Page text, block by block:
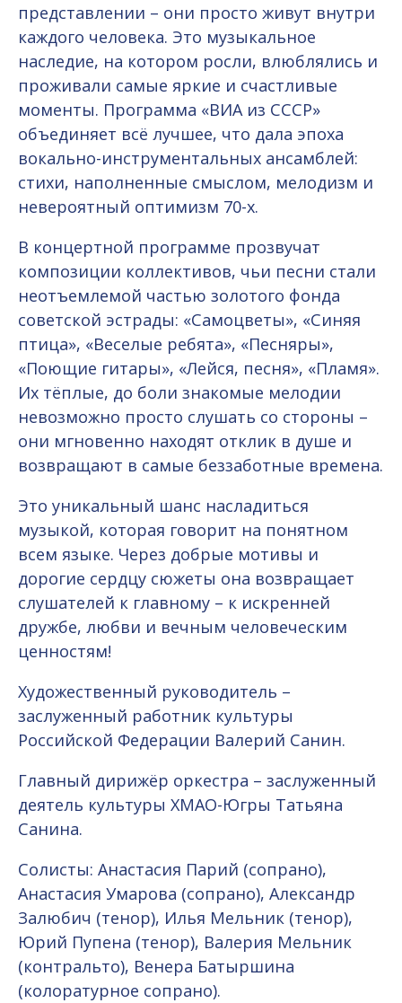
представлении – они просто живут внутри
каждого человека. Это музыкальное
наследие, на котором росли, влюблялись и
проживали самые яркие и счастливые
моменты. Программа «ВИА из СССР»
объединяет всё лучшее, что дала эпоха
вокально-инструментальных ансамблей:
стихи, наполненные смыслом, мелодизм и
невероятный оптимизм 70-х.
В концертной программе прозвучат
композиции коллективов, чьи песни стали
неотъемлемой частью золотого фонда
советской эстрады: «Самоцветы», «Синяя
птица», «Веселые ребята», «Песняры»,
«Поющие гитары», «Лейся, песня», «Пламя».
Их тёплые, до боли знакомые мелодии
невозможно просто слушать со стороны –
они мгновенно находят отклик в душе и
возвращают в самые беззаботные времена.
Это уникальный шанс насладиться
музыкой, которая говорит на понятном
всем языке. Через добрые мотивы и
дорогие сердцу сюжеты она возвращает
слушателей к главному – к искренней
дружбе, любви и вечным человеческим
ценностям!
Художественный руководитель –
заслуженный работник культуры
Российской Федерации Валерий Санин.
Главный дирижёр оркестра – заслуженный
деятель культуры ХМАО-Югры Татьяна
Санина.
Солисты: Анастасия Парий (сопрано),
Анастасия Умарова (сопрано), Александр
Залюбич (тенор), Илья Мельник (тенор),
Юрий Пупена (тенор), Валерия Мельник
(контральто), Венера Батыршина
(колоратурное сопрано).